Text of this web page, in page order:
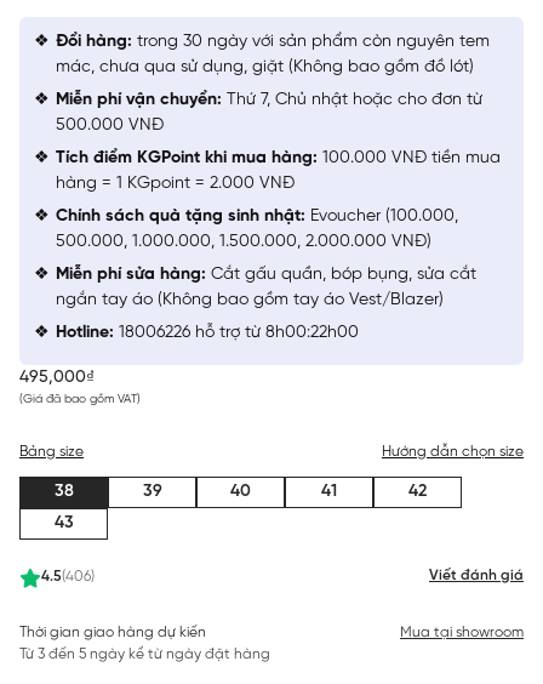
495,000₫
(Giá đã bao gồm VAT)
4.5(406) Viết đánh giá
Bảng size Hướng dẫn chọn size
38 39 40 41
42
43
Thời gian giao hàng dự kiến
Từ 3 đến 5 ngày kể từ ngày đặt hàng
Mua tại showroom
Đổi hàng: trong 30 ngày với sản phẩm còn nguyên tem
mác, chưa qua sử dụng, giặt (Không bao gồm đồ lót)
Miễn phí vận chuyển: Thứ 7, Chủ nhật hoặc cho đơn từ
500.000 VNĐ
Tích điểm KGPoint khi mua hàng: 100.000 VNĐ tiền mua
hàng = 1 KGpoint = 2.000 VNĐ
Chính sách quà tặng sinh nhật: Evoucher (100.000,
500.000, 1.000.000, 1.500.000, 2.000.000 VNĐ)
Miễn phí sửa hàng: Cắt gấu quần, bóp bụng, sửa cắt
ngắn tay áo (Không bao gồm tay áo Vest/Blazer)
Hotline: 18006226 hỗ trợ từ 8h00:22h00